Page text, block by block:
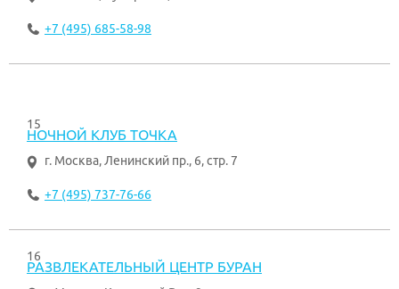
+7 (495) 685-58-98
15
НОЧНОЙ КЛУБ ТОЧКА
г. Москва,Ленинский пр., 6, стр. 7
+7 (495) 737-76-66
16
РАЗВЛЕКАТЕЛЬНЫЙ ЦЕНТР БУРАН